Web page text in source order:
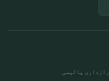
رازداری پالیسی